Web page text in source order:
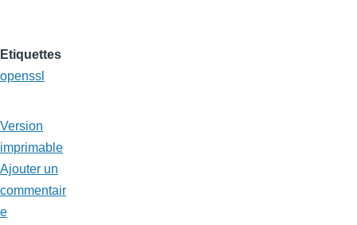
Etiquettes
openssl
Version
imprimable
Ajouter un
commentair
e